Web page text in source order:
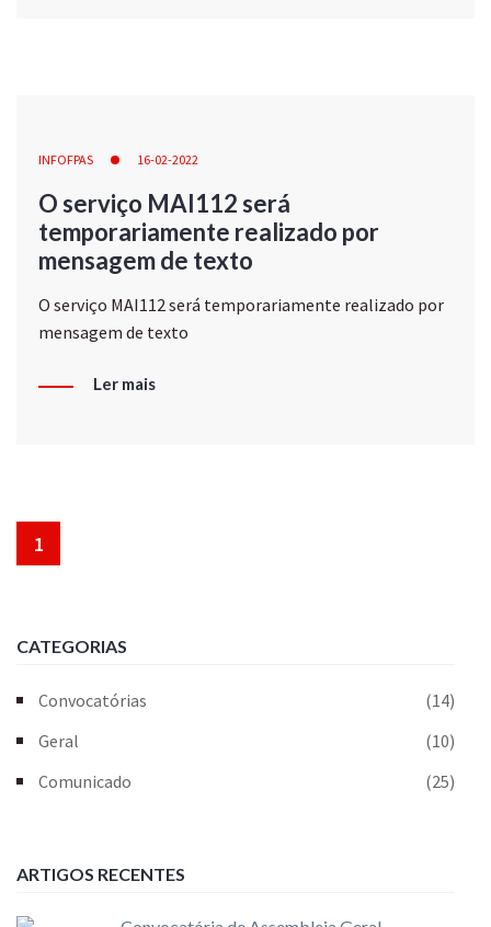
INFOFPAS 16-02-2022
O serviço MAI112 será
temporariamente realizado por
mensagem de texto
O serviço MAI112 será temporariamente realizado por
mensagem de texto
Ler mais
1
CATEGORIAS
Convocatórias
(14)
Geral
(10)
Comunicado
(25)
ARTIGOS RECENTES